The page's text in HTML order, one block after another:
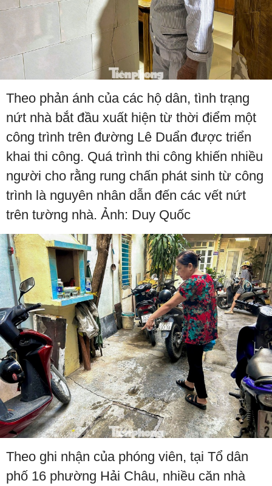
Theo phản ánh của các hộ dân, tình trạng
nứt nhà bắt đầu xuất hiện từ thời điểm một
công trình trên đường Lê Duẩn được triển
khai thi công. Quá trình thi công khiến nhiều
người cho rằng rung chấn phát sinh từ công
trình là nguyên nhân dẫn đến các vết nứt
trên tường nhà. Ảnh: Duy Quốc
Theo ghi nhận của phóng viên, tại Tổ dân
phố 16 phường Hải Châu, nhiều căn nhà